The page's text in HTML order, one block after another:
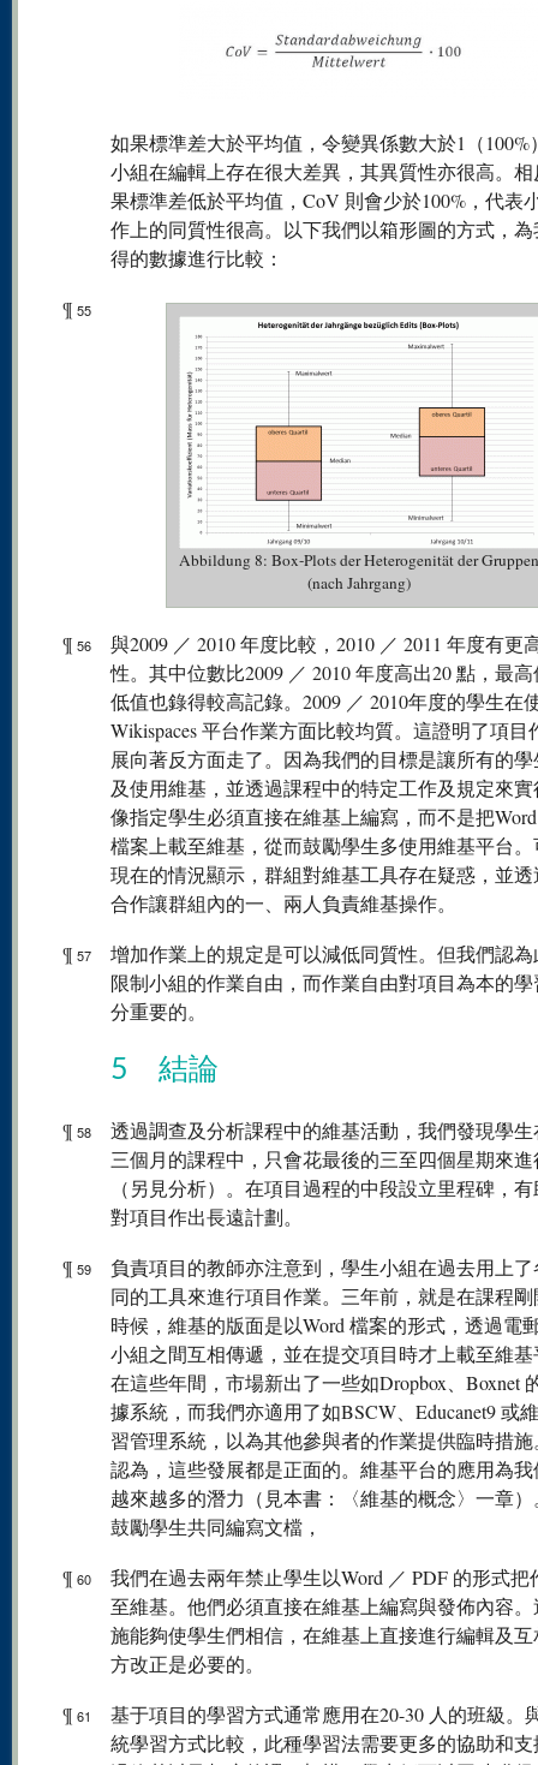
如果標準差大於平均值，令變異係數大於1（100%
小組在編輯上存在很大差異，其異質性亦很高。
果標準差低於平均值，CoV 則會少於100%，代表
作上的同質性很高。以下我們以箱形圖的方式，
得的數據進行比較：
¶ 55
Abbildung 8: Box-Plots der Heterogenität der Gruppen
(nach Jahrgang)
¶ 56
與2009 ／ 2010 年度比較，2010 ／ 2011 年度有更
性。其中位數比2009 ／ 2010 年度高出20 點，最
低值也錄得較高記錄。2009 ／ 2010年度的學生在
Wikispaces 平台作業方面比較均質。這證明了項目
展向著反方面走了。因為我們的目標是讓所有的
及使用維基，並透過課程中的特定工作及規定來
像指定學生必須直接在維基上編寫，而不是把
檔案上載至維基，從而鼓勵學生多使用維基平台
現在的情況顯示，群組對維基工具存在疑惑，並
合作讓群組內的一、兩人負責維基操作。
¶ 57
增加作業上的規定是可以減低同質性。但我們認
限制小組的作業自由，而作業自由對項目為本的
分重要的。
5 結論
¶ 58
透過調查及分析課程中的維基活動，我們發現學
三個月的課程中，只會花最後的三至四個星期來
（另見分析）。在項目過程的中段設立里程碑，
對項目作出長遠計劃。
¶ 59
負責項目的教師亦注意到，學生小組在過去用上
同的工具來進行項目作業。三年前，就是在課程
時候，維基的版面是以Word 檔案的形式，透過電
小組之間互相傳遞，並在提交項目時才上載至維
在這些年間，市場新出了一些如Dropbox、Boxnet
據系統，而我們亦適用了如BSCW、Educanet9 或
習管理系統，以為其他參與者的作業提供臨時措
認為，這些發展都是正面的。維基平台的應用為
越來越多的潛力（見本書：〈維基的概念〉一章
鼓勵學生共同編寫文檔，
¶ 60
我們在過去兩年禁止學生以Word ／ PDF 的形式把
至維基。他們必須直接在維基上編寫與發佈內容
施能夠使學生們相信，在維基上直接進行編輯及
方改正是必要的。
¶ 61
基于項目的學習方式通常應用在20-30 人的班級。
統學習方式比較，此種學習法需要更多的協助和